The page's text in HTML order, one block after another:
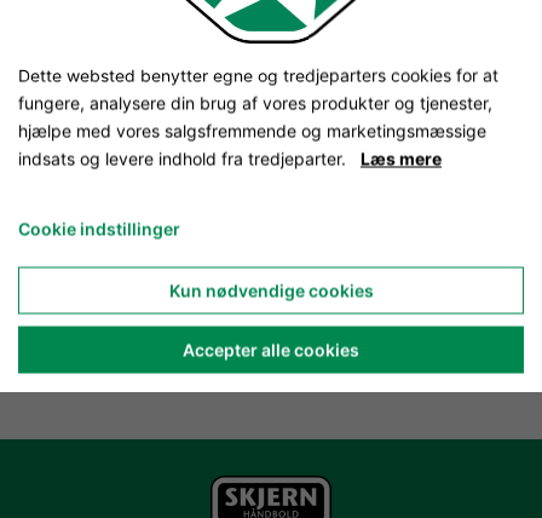
Dette websted benytter egne og tredjeparters cookies for at
fungere, analysere din brug af vores produkter og tjenester,
hjælpe med vores salgsfremmende og marketingsmæssige
indsats og levere indhold fra tredjeparter. Læs mere
Cookie indstillinger
Kun nødvendige cookies
Accepter alle cookies